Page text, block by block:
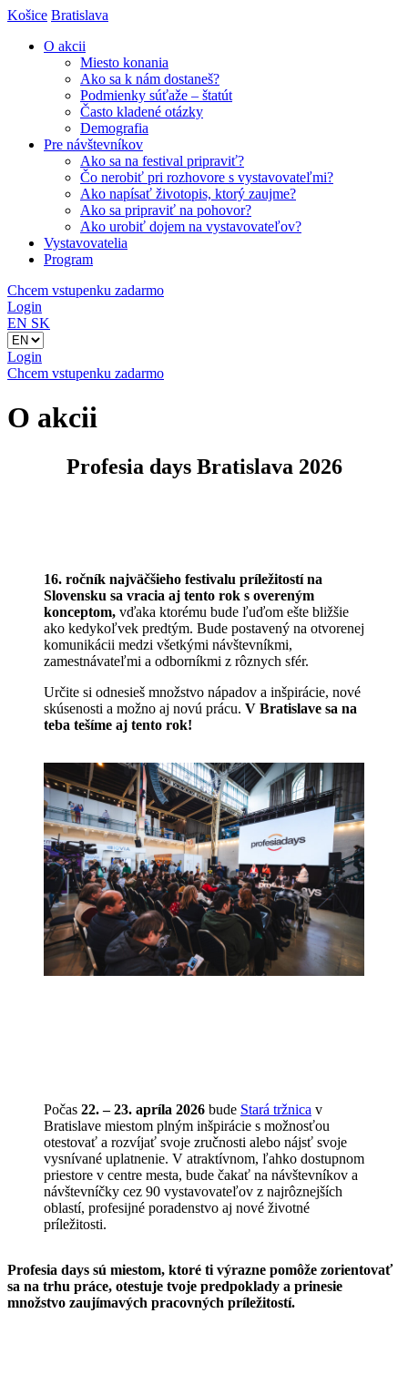
Košice Bratislava
O akcii
Miesto konania
Ako sa k nám dostaneš?
Podmienky súťaže – štatút
Často kladené otázky
Demografia
Pre návštevníkov
Ako sa na festival pripraviť?
Čo nerobiť pri rozhovore s vystavovateľmi?
Ako napísať životopis, ktorý zaujme?
Ako sa pripraviť na pohovor?
Ako urobiť dojem na vystavovateľov?
Vystavovatelia
Program
Chcem vstupenku zadarmo
Login
EN SK
Login
Chcem vstupenku zadarmo
O akcii
Profesia days Bratislava 2026
16. ročník najväčšieho festivalu príležitostí na
Slovensku sa vracia aj tento rok s overeným
konceptom, vďaka ktorému bude ľuďom ešte bližšie
ako kedykoľvek predtým. Bude postavený na otvorenej
komunikácii medzi všetkými návštevníkmi,
zamestnávateľmi a odborníkmi z rôznych sfér.
Určite si odnesieš množstvo nápadov a inšpirácie, nové
skúsenosti a možno aj novú prácu. V Bratislave sa na
teba tešíme aj tento rok!
Počas 22. – 23. apríla 2026 bude Stará tržnica v
Bratislave miestom plným inšpirácie s možnosťou
otestovať a rozvíjať svoje zručnosti alebo nájsť svoje
vysnívané uplatnenie. V atraktívnom, ľahko dostupnom
priestore v centre mesta, bude čakať na návštevníkov a
návštevníčky cez 90 vystavovateľov z najrôznejších
oblastí, profesijné poradenstvo aj nové životné
príležitosti.
Profesia days sú miestom, ktoré ti výrazne pomôže zorientovať
sa na trhu práce, otestuje tvoje predpoklady a prinesie
množstvo zaujímavých pracovných príležitostí.